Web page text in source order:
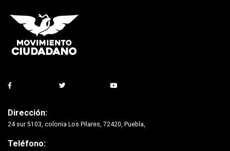
Dirección:
24 sur 5103, colonia Los Pilares, 72420, Puebla,
Teléfono: